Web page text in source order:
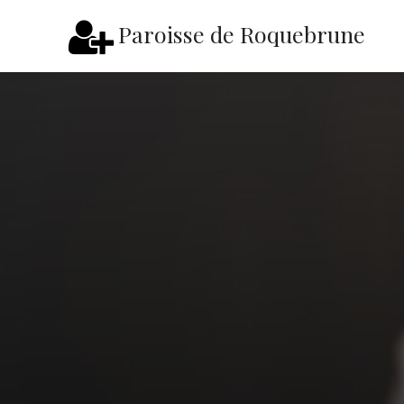
Paroisse de Roquebrune